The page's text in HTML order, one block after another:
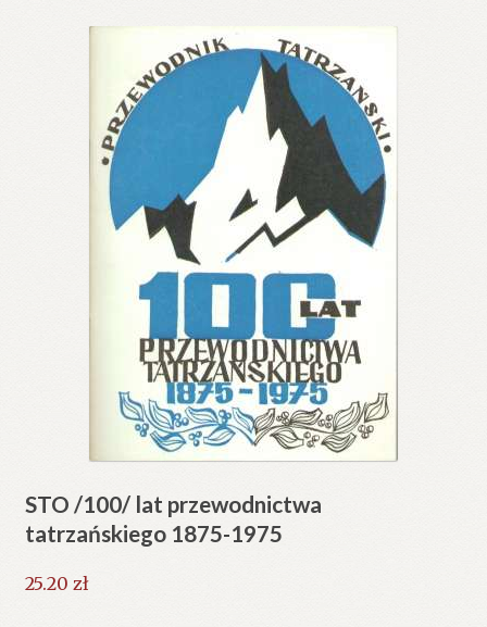
STO /100/ lat przewodnictwa
tatrzańskiego 1875-1975
25.20 zł